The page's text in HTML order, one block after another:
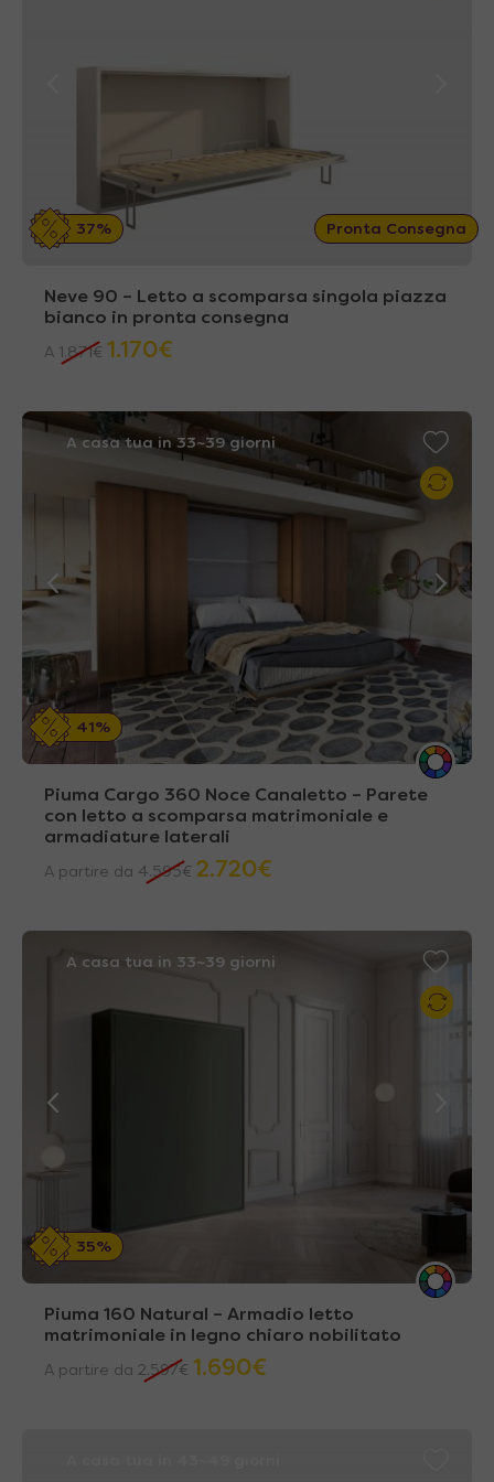
Pronta Consegna
37%
Neve 90 – Letto a scomparsa singola piazza
bianco in pronta consegna
A 1.871€ 1.170€
A casa tua in 33~39 giorni
41%
Piuma Cargo 360 Noce Canaletto – Parete
con letto a scomparsa matrimoniale e
armadiature laterali
A partire da 4.595€ 2.720€
A casa tua in 33~39 giorni
35%
Piuma 160 Natural – Armadio letto
matrimoniale in legno chiaro nobilitato
A partire da 2.597 € 1.690€